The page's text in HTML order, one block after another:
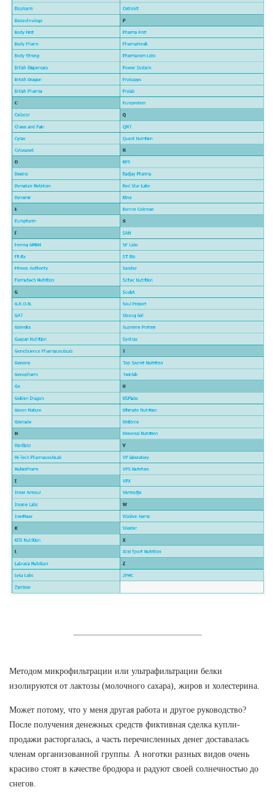
Методом микрофильтрации или ультрафильтрации белки
изолируются от лактозы (молочного сахара), жиров и холестерина.
Может потому, что у меня другая работа и другое руководство?
После получения денежных средств фиктивная сделка купли-
продажи расторгалась, а часть перечисленных денег доставалась
членам организованной группы. А ноготки разных видов очень
красиво стоят в качестве бродюра и радуют своей солнечностью до
снегов.